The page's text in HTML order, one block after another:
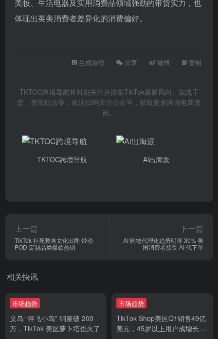
美妆、生活电器及实用消费品领域强劲的带货实力，也
体现出英美消费者差异化的消费偏好。
生成海报 分享 微博 复制
TKTOC跨境导航将时刻关注并搜集TikTok最新风向、实战干
货、变现玩法等，欢迎扫码关注公众号，获取更多跨境电商资
讯。
TKTOC跨境导航 Ai出海派
上一篇
TikTok 社死整蛊文化出圈 带动
POD 定制品类爆款热销
下一篇
AI 购物代理化趋势明显 30% 美
国消费者接受 AI 代下单
相关快讯
市场趋势
义乌 “伴飞小鸟” 销量破 200
万，TikTok 美区萝卜塔也火了
市场趋势
TikTok Shop美区Q1销售49亿
美元，45岁以上用户成增长主